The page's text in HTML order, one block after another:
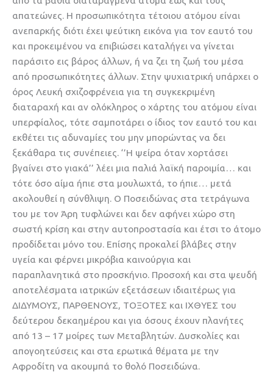
απατεώνες. Η προσωπικότητα τέτοιου ατόμου είναι
ανεπαρκής διότι έχει ψεύτικη εικόνα για τον εαυτό του
και προκειμένου να επιβιώσει καταλήγει να γίνεται
παράσιτο εις βάρος άλλων, ή να ζει τη ζωή του μέσα
από προσωπικότητες άλλων. Στην ψυχιατρική υπάρχει ο
όρος Λευκή σχιζοφρένεια για τη συγκεκριμένη
διαταραχή και αν ολόκληρος ο χάρτης του ατόμου είναι
υπερφίαλος, τότε σαμποτάρει ο ίδιος τον εαυτό του και
εκθέτει τις αδυναμίες του μην μπορώντας να δει
ξεκάθαρα τις συνέπειες. ‘’Η ψείρα όταν χορτάσει
βγαίνει στο γιακά’’ λέει μια παλιά λαϊκή παροιμία… και
τότε όσο αίμα ήπιε στα μουλωχτά, το ήπιε… μετά
ακολουθεί η σύνθλιψη. Ο Ποσειδώνας στα τετράγωνα
του με τον Άρη τυφλώνει και δεν αφήνει χώρο στη
σωστή κρίση και στην αυτοπροστασία και έτσι το άτομο
προδίδεται μόνο του. Επίσης προκαλεί βλάβες στην
υγεία και φέρνει μικρόβια καινούργια και
παραπλανητικά στο προσκήνιο. Προσοχή και στα ψευδή
αποτελέσματα ιατρικών εξετάσεων ιδιαιτέρως για
ΔΙΔΥΜΟΥΣ, ΠΑΡΘΕΝΟΥΣ, ΤΟΞΟΤΕΣ και ΙΧΘΥΕΣ του
δεύτερου δεκαημέρου και για όσους έχουν πλανήτες
από 13 – 17 μοίρες των Μεταβλητών. Δυσκολίες και
απογοητεύσεις και στα ερωτικά θέματα με την
Αφροδίτη να ακουμπά το θολό Ποσειδώνα.